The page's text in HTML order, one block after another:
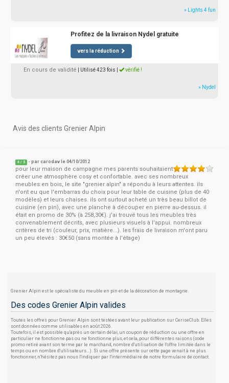
» Lights 4 fun
Profitez de la livraison Nydel gratuite
vers la réduction
En cours de validité | Utilisé 423 fois vérifié !
» Nydel
Avis des clients Grenier Alpin
4 / 5 - parcarodav le 04/10/2012
pour leur maison de campagne mes parents souhaitaient
créer une atmosphère cosy et confortable. avec ses nombreux
meubles en bois, le site "grenier alpin" a répondu à leurs attentes. ils
n'ont eu que l'embarras du choix pour leur table de cuisine (plus de 40
modèles) et leurs chaises. ils ont surtout acheté un très beau billot de
cuisine (en pin), avec une planche à découper en pierre au-dessus. il
était en promo de 30% (à 258,30€). j'ai trouvé tous les meubles très
convenablement décrits, avec plusieurs visuels à l'appui. nombreux
critères de tri (couleur, prix, matière...). les frais de livraison m'ont paru
un peu élevés : 30€50 (sans montée à l'étage)
Grenier Alpin est le spécialiste du meuble en pin et de la décoration de montagne.
Des codes Grenier Alpin valides
Toutes les offres pour Grenier Alpin sont testées avant leur publication sur CeriseClub. Elles
sont données comme utilisables en août 2026.
Toutefois, il est possible qu'après un certain délai, un coupon de réduction ou une offre en
particulier ne fonctionne pas ou ne fonctionne plus, et cela, pour différentes raisons (code
promo retiré avant son terme par le marchand, nombre d'utilisation de l'offre limitée dans le
temps ou en nombre d'utilisateurs...). Si une offre présente sur cette page venait à ne plus
fonctionner, n'hésitez pas nous l'indiquer par l'intermédiaire de notre formulaire de contact.